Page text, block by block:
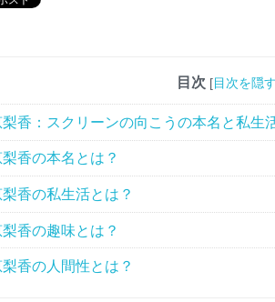
目次 [目次を隠す
梨香：スクリーンの向こうの本名と私生
梨香の本名とは？
梨香の私生活とは？
梨香の趣味とは？
梨香の人間性とは？